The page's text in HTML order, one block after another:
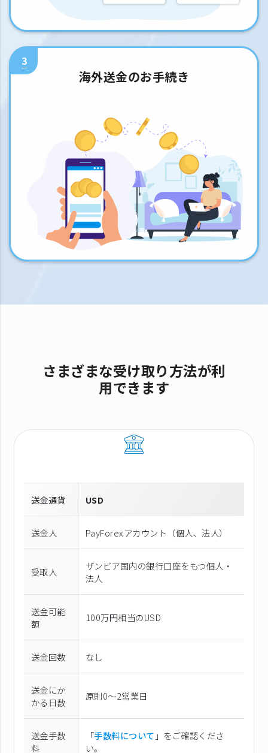
3
海外送金のお手続き
さまざまな受け取り方法が利
用できます
送金通貨 USD
送金人 PayForexアカウント（個⼈、法⼈）
受取人
ザンビア国内の銀行口座をもつ個人・
法人
送金可能
額
100万円相当のUSD
送金回数 なし
送金にか
かる日数
原則0〜2営業日
送金手数
料
「手数料について 」をご確認くださ
い。